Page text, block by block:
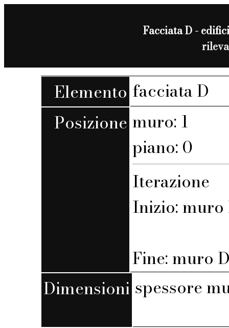
Facciata D -
Elemento facciata D
Posizione muro: 1
piano: 0
Iterazione
Inizio: muro
Fine: muro
Dimensioni spessore